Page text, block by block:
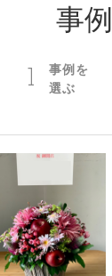
事
1
事例を
選ぶ